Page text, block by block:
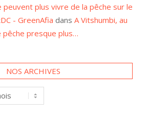
peuvent plus vivre de la pêche sur le
- GreenAfia dans A Vitshumbi, au
presque plus…
NOS ARCHIVES